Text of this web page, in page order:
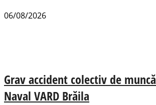
06/08/2026
Grav accident colectiv de
Naval VARD Brăila